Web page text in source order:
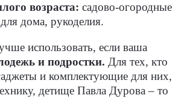
возраста: садово-огородные
дома, рукоделия.
использовать, если ваша
и подростки. Для тех, кто
и комплектующие для них,
детище Павла Дурова – то